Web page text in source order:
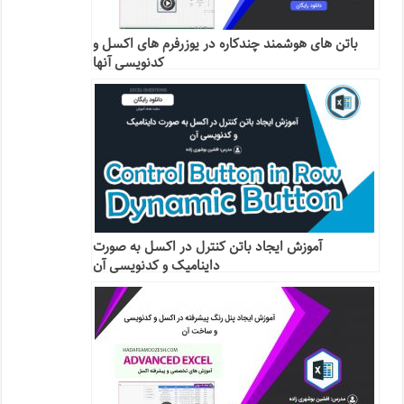
باتن های هوشمند چندکاره در یوزرفرم های اکسل و
کدنویسی آنها
آموزش ایجاد باتن کنترل در اکسل به صورت
داینامیک و کدنویسی آن